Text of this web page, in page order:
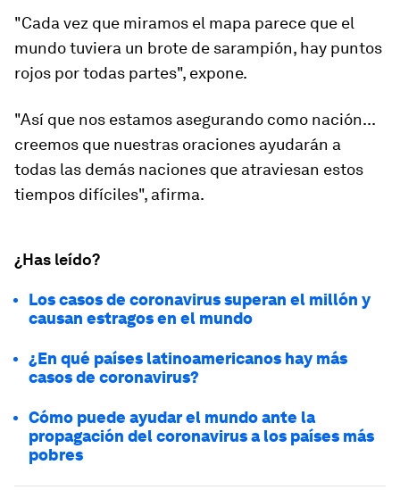
"Cada vez que miramos el mapa parece que el
mundo tuviera un brote de sarampión, hay puntos
rojos por todas partes", expone.
"Así que nos estamos asegurando como nación...
creemos que nuestras oraciones ayudarán a
todas las demás naciones que atraviesan estos
tiempos difíciles", afirma.
¿Has leído?
Los casos de coronavirus superan el millón y
causan estragos en el mundo
¿En qué países latinoamericanos hay más
casos de coronavirus?
Cómo puede ayudar el mundo ante la
propagación del coronavirus a los países más
pobres